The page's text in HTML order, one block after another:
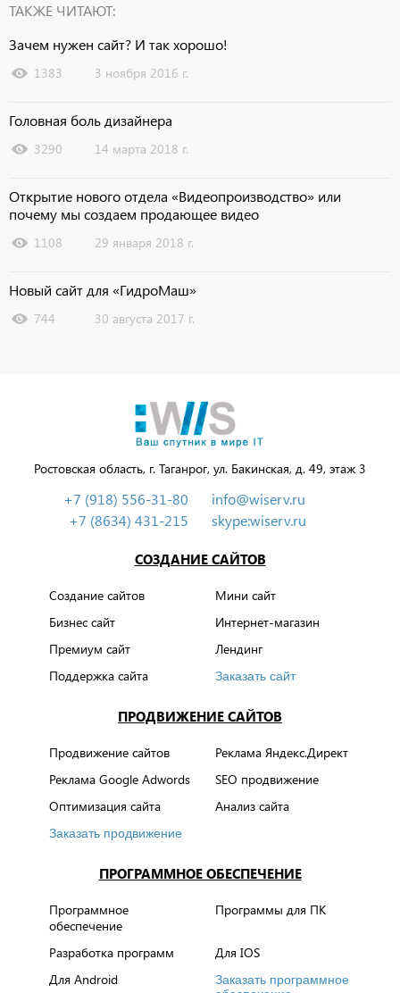
ТАКЖЕ ЧИТАЮТ:
Зачем нужен сайт? И так хорошо!
1383 3 ноября 2016 г.
Головная боль дизайнера
3290 14 марта 2018 г.
Открытие нового отдела «Видеопроизводство» или
почему мы создаем продающее видео
1108 29 января 2018 г.
Новый сайт для «ГидроМаш»
744 30 августа 2017 г.
Ростовская область, г. Таганрог, ул. Бакинская, д. 49, этаж 3
+7 (918) 556-31-80
+7 (8634) 431-215
info@wiserv.ru
skype:wiserv.ru
СОЗДАНИЕ САЙТОВ
Создание сайтов
Мини сайт
Бизнес сайт
Интернет-магазин
Премиум сайт
Лендинг
Поддержка сайта
Заказать сайт
ПРОДВИЖЕНИЕ САЙТОВ
Продвижение сайтов
Реклама Яндекс.Директ
Реклама Google Adwords
SEO продвижение
Оптимизация сайта
Анализ сайта
Заказать продвижение
ПРОГРАММНОЕ ОБЕСПЕЧЕНИЕ
Программное
обеспечение
Программы для ПК
Разработка программ
Для IOS
Для Android
Заказать программное